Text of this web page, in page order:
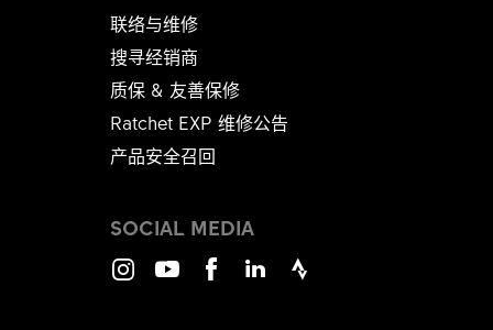
联络与维修
搜寻经销商
质保 & 友善保修
Ratchet EXP 维修公告​​​​​​​
产品安全召回
SOCIAL MEDIA